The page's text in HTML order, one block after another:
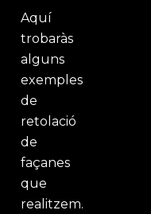
Aquí
trobaràs
alguns
exemples
de
retolació
de
façanes
que
realitzem.